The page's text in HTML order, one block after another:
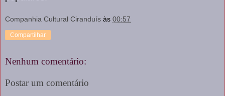
Companhia Cultural Ciranduís às 00:57
Compartilhar
Nenhum comentário:
Postar um comentário